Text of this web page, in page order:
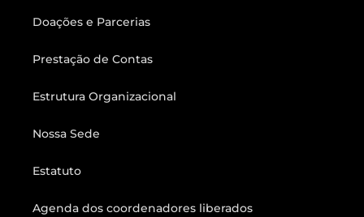
Doações e Parcerias
Prestação de Contas
Estrutura Organizacional
Nossa Sede
Estatuto
Agenda dos coordenadores liberados